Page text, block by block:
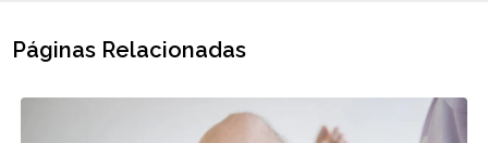
Páginas Relacionadas